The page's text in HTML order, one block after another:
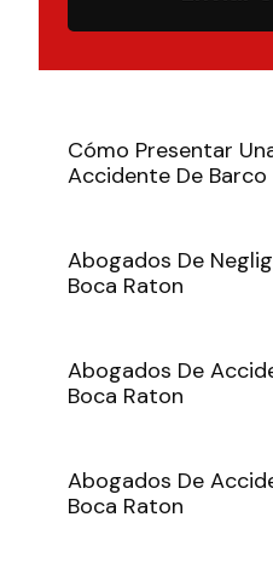
Cómo Presentar
Accidente De Barco
Abogados De
Boca Raton
Abogados De
Boca Raton
Abogados De
Boca Raton